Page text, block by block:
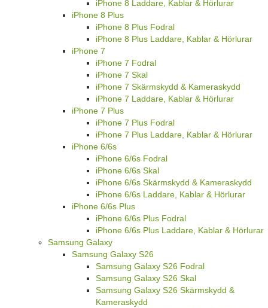
iPhone 8 Laddare, Kablar & Hörlurar
iPhone 8 Plus
iPhone 8 Plus Fodral
iPhone 8 Plus Laddare, Kablar & Hörlurar
iPhone 7
iPhone 7 Fodral
iPhone 7 Skal
iPhone 7 Skärmskydd & Kameraskydd
iPhone 7 Laddare, Kablar & Hörlurar
iPhone 7 Plus
iPhone 7 Plus Fodral
iPhone 7 Plus Laddare, Kablar & Hörlurar
iPhone 6/6s
iPhone 6/6s Fodral
iPhone 6/6s Skal
iPhone 6/6s Skärmskydd & Kameraskydd
iPhone 6/6s Laddare, Kablar & Hörlurar
iPhone 6/6s Plus
iPhone 6/6s Plus Fodral
iPhone 6/6s Plus Laddare, Kablar & Hörlurar
Samsung Galaxy
Samsung Galaxy S26
Samsung Galaxy S26 Fodral
Samsung Galaxy S26 Skal
Samsung Galaxy S26 Skärmskydd &
Kameraskydd